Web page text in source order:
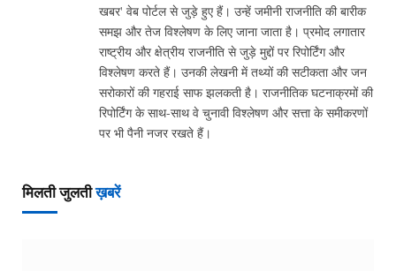
खबर' वेब पोर्टल से जुड़े हुए हैं। उन्हें जमीनी राजनीति की बारीक
समझ और तेज विश्लेषण के लिए जाना जाता है। प्रमोद लगातार
राष्ट्रीय और क्षेत्रीय राजनीति से जुड़े मुद्दों पर रिपोर्टिंग और
विश्लेषण करते हैं। उनकी लेखनी में तथ्यों की सटीकता और जन
सरोकारों की गहराई साफ झलकती है। राजनीतिक घटनाक्रमों की
रिपोर्टिंग के साथ-साथ वे चुनावी विश्लेषण और सत्ता के समीकरणों
पर भी पैनी नजर रखते हैं।
मिलती जुलतीख़बरें